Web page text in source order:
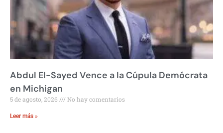
Abdul El-Sayed Vence a la Cúpula Demócrata
en Michigan
5 de agosto, 2026 No hay comentarios
Leer más »